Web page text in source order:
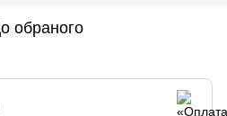
обраного